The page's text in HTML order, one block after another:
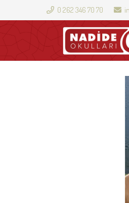
0 262 346 70 70